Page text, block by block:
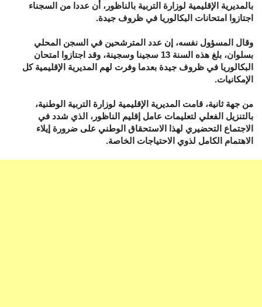
بالمديرية الإقليمية لوزارة التربية بالناظور، أن عددا من السجناء
اجتازوا امتحانات البكالوريا في ظروف جيدة.
وقال المسؤول نفسه، إن عدد المترشحين في السجن المحلي
بسلوان، بلغ هذه السنة 13 سجينا وسجينة، وقد اجتازوا امتحان
البكالوريا في ظروف جيدة بعدما وفرت لهم المديرية الإقليمية كل
الإمكانيات.
من جهة ثانية، قامت المديرية الإقليمية لوزارة التربية الوطنية،
بالتنزيل الفعلي لتعليمات عامل إقليم الناظور، الذي شدد في
الاجتماع التحضيري لهذا الاستحقاق الوطني على ضرورة إيلاء
الاهتمام الكامل لذوي الاحتياجات الخاصة.